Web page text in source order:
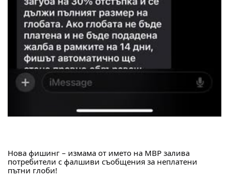
Нова фишинг – измама от името на МВР залива
потребители с фалшиви съобщения за неплатени
пътни глоби!